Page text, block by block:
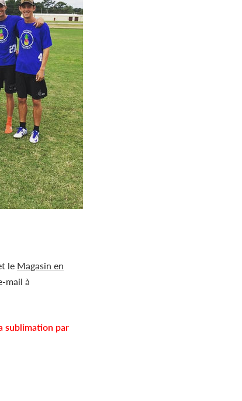
le Magasin en
mail à
sublimation par